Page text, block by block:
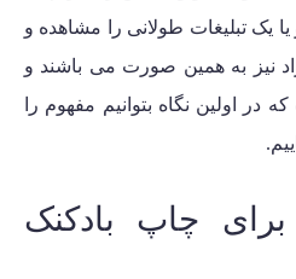
یک تبلیغات طولانی را مشاهده و
نیز به همین صورت می باشند و
در اولین نگاه بتوانیم مفهوم را
چاپ بادکنک